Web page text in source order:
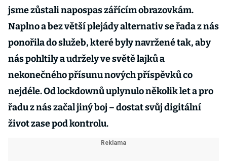
jsme zůstali napospas zářícím obrazovkám.
Naplno a bez větší plejády alternativ se řada z nás
ponořila do služeb, které byly navržené tak, aby
nás pohltily a udržely ve světě lajků a
nekonečného přísunu nových příspěvků co
nejdéle. Od lockdownů uplynulo několik let a pro
řadu z nás začal jiný boj – dostat svůj digitální
život zase pod kontrolu.